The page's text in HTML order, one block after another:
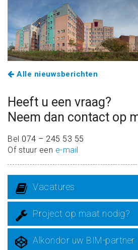
Alle nieuwsberichten
Heeft u een vraag?
Neem dan contact op
Bel 074 – 245 53 55
Of stuur een e-mail
Vacatures
Project op maat nodig?
Alkondor uw BIM-partner